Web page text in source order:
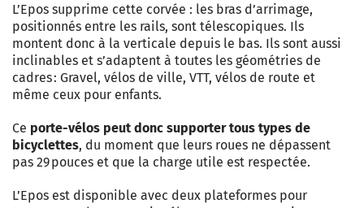
L’Epos supprime cette corvée : les bras d’arrimage,
positionnés entre les rails, sont télescopiques. Ils
montent donc à la verticale depuis le bas. Ils sont aussi
inclinables et s’adaptent à toutes les géométries de
cadres : Gravel, vélos de ville, VTT, vélos de route et
même ceux pour enfants.
Ce porte-vélos peut donc supporter tous types de
bicyclettes, du moment que leurs roues ne dépassent
pas 29 pouces et que la charge utile est respectée.
L’Epos est disponible avec deux plateformes pour